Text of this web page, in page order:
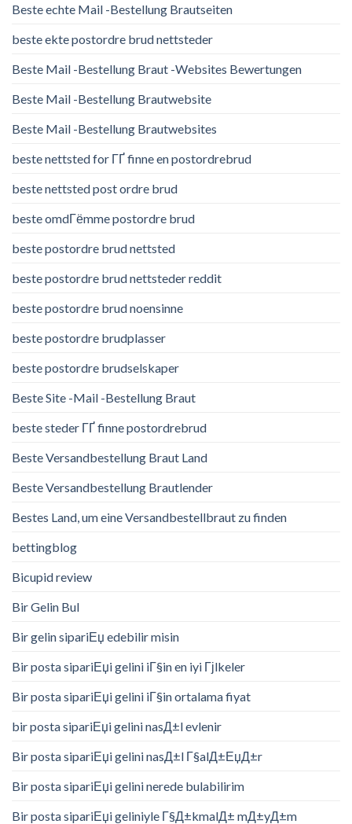
Beste echte Mail -Bestellung Brautseiten
beste ekte postordre brud nettsteder
Beste Mail -Bestellung Braut -Websites Bewertungen
Beste Mail -Bestellung Brautwebsite
Beste Mail -Bestellung Brautwebsites
beste nettsted for ГҐ finne en postordrebrud
beste nettsted post ordre brud
beste omdГёmme postordre brud
beste postordre brud nettsted
beste postordre brud nettsteder reddit
beste postordre brud noensinne
beste postordre brudplasser
beste postordre brudselskaper
Beste Site -Mail -Bestellung Braut
beste steder ГҐ finne postordrebrud
Beste Versandbestellung Braut Land
Beste Versandbestellung Brautlender
Bestes Land, um eine Versandbestellbraut zu finden
bettingblog
Bicupid review
Bir Gelin Bul
Bir gelin sipariЕџ edebilir misin
Bir posta sipariЕџi gelini iГ§in en iyi Гјlkeler
Bir posta sipariЕџi gelini iГ§in ortalama fiyat
bir posta sipariЕџi gelini nasД±l evlenir
Bir posta sipariЕџi gelini nasД±l Г§alД±ЕџД±r
Bir posta sipariЕџi gelini nerede bulabilirim
Bir posta sipariЕџi geliniyle Г§Д±kmalД± mД±yД±m